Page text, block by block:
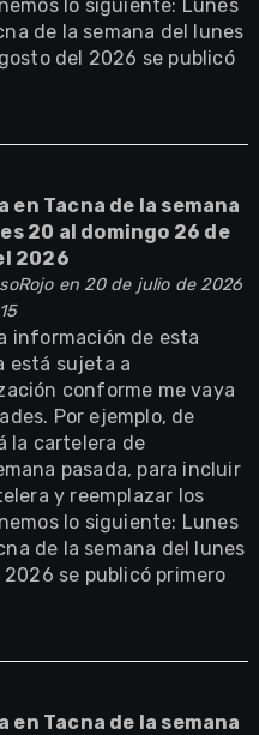
lo siguiente: Lunes
de la semana del lunes
del 2026 se publicó
en Tacna de la semana
20 al domingo 26 de
2026
en 20 de julio de 2026
información de esta
está sujeta a
conforme me vaya
Por ejemplo, de
la cartelera de
pasada, para incluir
y reemplazar los
lo siguiente: Lunes
de la semana del lunes
se publicó primero
en Tacna de la semana